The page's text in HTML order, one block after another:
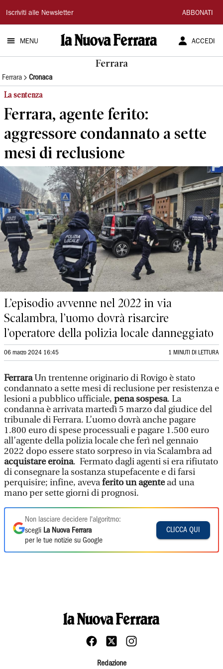
La
Nuova
Ferrara
Iscriviti alle Newsletter ABBONATI
MENU ACCEDI
Ferrara
Ferrara Cronaca
La sentenza
Ferrara, agente ferito:
aggressore condannato a sette
mesi di reclusione
L’episodio avvenne nel 2022 in via
Scalambra, l’uomo dovrà risarcire
l’operatore della polizia locale danneggiato
06 marzo 2024 16:45 1 MINUTI DI LETTURA
FerraraUn trentenne originario di Rovigo è stato
condannato a sette mesi di reclusione per resistenza e
lesioni a pubblico ufficiale, pena sospesa. La
condanna è arrivata martedì 5 marzo dal giudice del
tribunale di Ferrara. L’uomo dovrà anche pagare
1.800 euro di spese processuali e pagare 1.500 euro
all’agente della polizia locale che ferì nel gennaio
2022 dopo essere stato sorpreso in via Scalambra ad
acquistare eroina. Fermato dagli agenti si era rifiutato
di consegnare la sostanza stupefacente e di farsi
perquisire; infine, avevaferito un agentead una
mano per sette giorni di prognosi.
Non lasciare decidere l'algoritmo:
scegli La Nuova Ferrara
per le tue notizie su Google
CLICCA QUI
Redazione